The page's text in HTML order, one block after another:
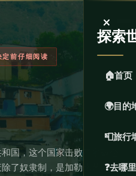
×
探索
🏠首页
🌍目的
📮旅行
❓去哪
前仔细阅读
国，这个国家击败了拿破仑
了奴隶制，是加勒比艺术、